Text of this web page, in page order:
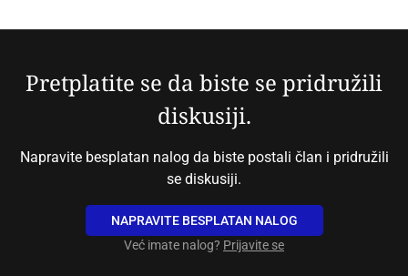
Pretplatite se da biste se pridružili
diskusiji.
Napravite besplatan nalog da biste postali član i pridružili
se diskusiji.
NAPRAVITE BESPLATAN NALOG
Već imate nalog? Prijavite se